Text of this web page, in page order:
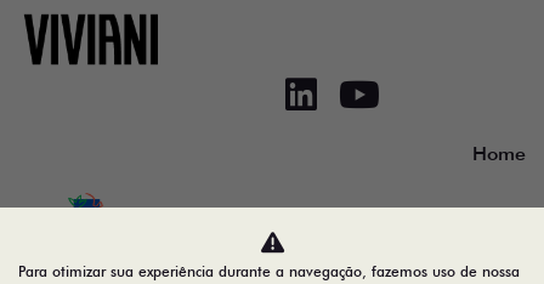
Home
Para otimizar sua experiência durante a navegação, fazemos uso de nossa